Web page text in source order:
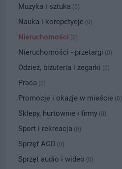
Muzyka i sztuka (0)
Nauka i korepetycje (0)
Nieruchomości (0)
Nieruchomości - przetargi (0)
Odzież, biżuteria i zegarki (0)
Praca (0)
Promocje i okazje w mieście (0)
Sklepy, hurtownie i firmy (0)
Sport i rekreacja (0)
Sprzęt AGD (0)
Sprzęt audio i wideo (0)